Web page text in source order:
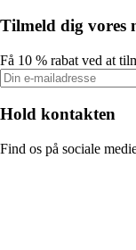
Tilmeld dig vores
Få 10 % rabat ved at
Hold kontakten
Find os på sociale